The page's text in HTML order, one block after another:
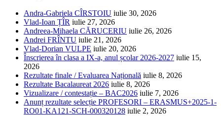
Andra-Gabriela CÎRSTOIU iulie 30, 2026
Vlad-Ioan ȚÎR iulie 27, 2026
Andreea-Mihaela CĂRUCERIU iulie 26, 2026
Andrei FRÎNTU iulie 21, 2026
Vlad-Dorian VULPE iulie 20, 2026
Înscrierea în clasa a IX-a, anul școlar 2026-2027 iulie 15,
2026
Rezultate finale / Evaluarea Națională iulie 8, 2026
Rezultate Bacalaureat 2026 iulie 8, 2026
Vizualizare / contestație – BAC2026 iulie 7, 2026
Anunț rezultate selecție PROFESORI – ERASMUS+2025-1-
RO01-KA121-SCH-000320128 iulie 2, 2026